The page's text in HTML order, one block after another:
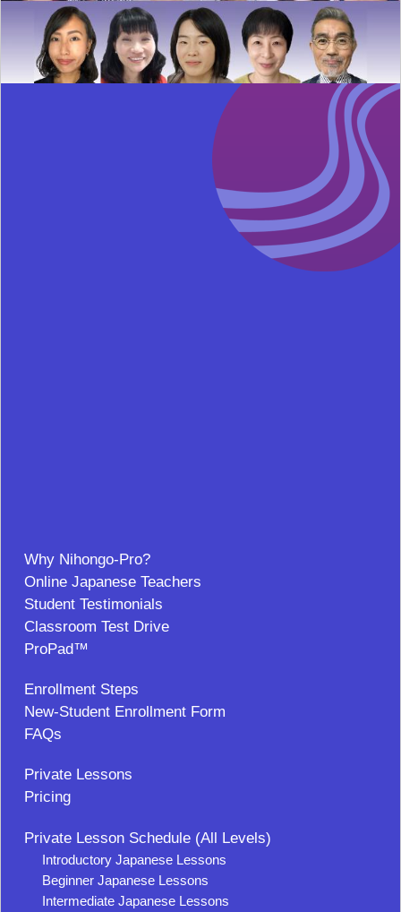
Why Nihongo-Pro?
Online Japanese Teachers
Student Testimonials
Classroom Test Drive
ProPad™
Enrollment Steps
New-Student Enrollment Form
FAQs
Private Lessons
Pricing
Private Lesson Schedule (All Levels)
Introductory Japanese Lessons
Beginner Japanese Lessons
Intermediate Japanese Lessons